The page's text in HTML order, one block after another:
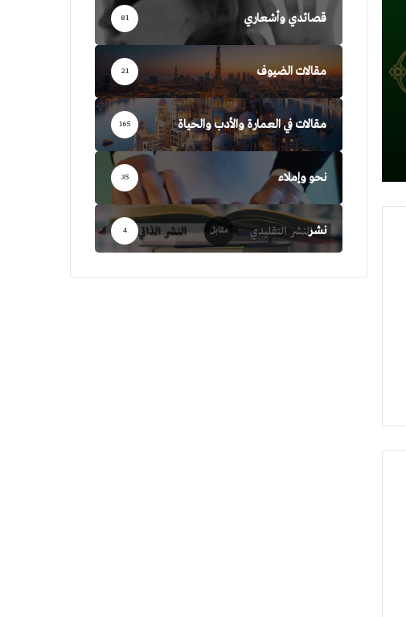
قصائدي وأشعاري 81
مقالات الضيوف 21
مقالات في العمارة والأدب والحياة 165
نحو وإملاء 35
نشر 4